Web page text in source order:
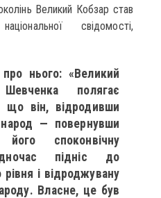
Великий Кобзар став
свідомості,
нього: «Великий
полягає
що він, відродивши
— повернувши
споконвічну
підніс до
і відроджувану
Власне, це був